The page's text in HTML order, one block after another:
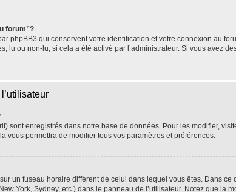
forum”?
phpBB3 qui conservent votre identification et votre connexion au
lu ou non-lu, si cela a été activé par l’administrateur. Si vous avez
sont enregistrés dans notre base de données. Pour les modifier,
vous permettra de modifier tous vos paramètres et préférences.
sur un fuseau horaire différent de celui dans lequel vous êtes. Dans
York, Sydney, etc.) dans le panneau de l’utilisateur. Notez que la